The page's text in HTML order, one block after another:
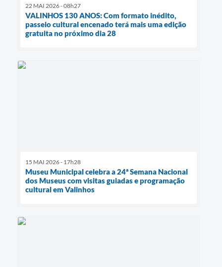
22 MAI 2026 - 08h27
VALINHOS 130 ANOS: Com formato inédito,
passeio cultural encenado terá mais uma edição
gratuita no próximo dia 28
15 MAI 2026 - 17h28
Museu Municipal celebra a 24ª Semana Nacional
dos Museus com visitas guiadas e programação
cultural em Valinhos